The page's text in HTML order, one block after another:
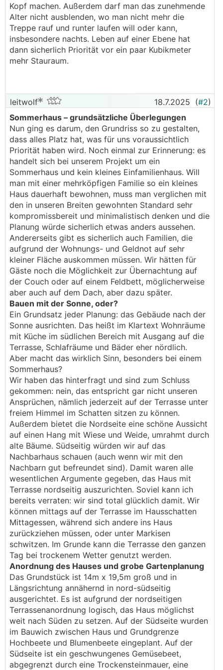
Kopf machen. Außerdem darf man das zunehmende
Alter nicht ausblenden, wo man nicht mehr die
Treppe rauf und runter laufen will oder kann,
insbesondere nachts. Leben auf einer Ebene hat
dann sicherlich Priorität vor ein paar Kubikmeter
mehr Stauraum.
leitwolf 18.7.2025 (#2)
Sommerhaus – grundsätzliche Überlegungen
Nun ging es darum, den Grundriss so zu gestalten,
dass alles Platz hat, was für uns voraussichtlich
Priorität haben wird. Noch einmal zur Erinnerung: es
handelt sich bei unserem Projekt um ein
Sommerhaus und kein kleines Einfamilienhaus. Will
man mit einer mehrköpfigen Familie so ein kleines
Haus dauerhaft bewohnen, muss man verglichen mit
den in unseren Breiten gewohnten Standard sehr
kompromissbereit und minimalistisch denken und die
Planung würde sicherlich etwas anders aussehen.
Andererseits gibt es sicherlich auch Familien, die
aufgrund der Wohnungs- und Geldnot auf sehr
kleiner Fläche auskommen müssen. Wir hätten für
Gäste noch die Möglichkeit zur Übernachtung auf
der Couch oder auf einem Feldbett, möglicherweise
aber auch auf dem Dach, aber dazu später.
Bauen mit der Sonne, oder?
Ein Grundsatz jeder Planung: das Gebäude nach der
Sonne ausrichten. Das heißt im Klartext Wohnräume
mit Küche im südlichen Bereich mit Ausgang auf die
Terrasse, Schlafräume und Bäder eher nördlich.
Aber macht das wirklich Sinn, besonders bei einem
Sommerhaus?
Wir haben das hinterfragt und sind zum Schluss
gekommen: nein, das entspricht gar nicht unseren
Ansprüchen, nämlich jederzeit auf der Terrasse unter
freiem Himmel im Schatten sitzen zu können.
Außerdem bietet die Nordseite eine schöne Aussicht
auf einen Hang mit Wiese und Weide, umrahmt durch
alte Bäume. Südseitig würden wir auf das
Nachbarhaus schauen (auch wenn wir mit den
Nachbarn gut befreundet sind). Damit waren alle
wesentlichen Argumente gegeben, das Haus mit
Terrasse nordseitig auszurichten. Soviel kann ich
bereits verraten: wir sind total glücklich damit. Wir
können mittags auf der Terrasse im Hausschatten
Mittagessen, während sich andere ins Haus
zurückziehen müssen, oder unter Markisen
schwitzen. Im Grunde kann die Terrasse den ganzen
Tag bei trockenem Wetter genutzt werden.
Anordnung des Hauses und grobe Gartenplanung
Das Grundstück ist 14m x 19,5m groß und in
Längsrichtung annähernd in nord-südseitig
ausgerichtet. Es ist aufgrund der nordseitigen
Terrassenanordnung logisch, das Haus möglichst
weit nach Süden zu setzen. Auf der Südseite wurden
im Bauwich zwischen Haus und Grundgrenze
Hochbeete und Blumenbeete eingeplant. Auf der
Südseite ist ein geschwungenes Gemüsebeet,
abgegrenzt durch eine Trockensteinmauer, eine